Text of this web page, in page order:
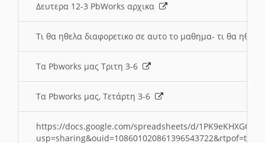
Δευτερα 12-3 PbWorks αρχικα
Τι θα ηθελα διαφορετικο σε αυτο το μαθημα- τι θα
Τα Pbworks μας Τριτη 3-6
Τα Pbworks μας, Τετάρτη 3-6
https://docs.google.com/spreadsheets/d/